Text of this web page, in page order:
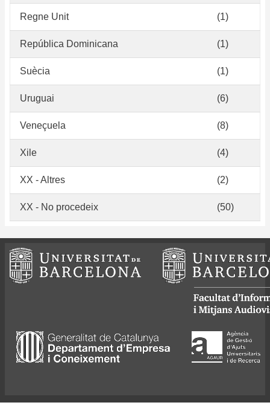
Regne Unit (1)
República Dominicana (1)
Suècia (1)
Uruguai (6)
Veneçuela (8)
Xile (4)
XX - Altres (2)
XX - No procedeix (50)